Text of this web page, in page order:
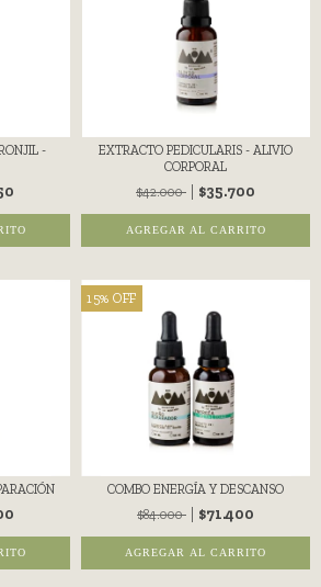
-
EXTRACTO PEDICULARIS - ALIVIO
CORPORAL
$42.000
$35.700
AGREGAR AL CARRITO
15% OFF
COMBO ENERGÍA Y DESCANSO
$84.000
$71.400